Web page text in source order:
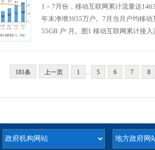
1－7月份，移动互联网累计流量达
年末净增3955万户。7月当月户均移动
55GB 户·月。图1 移动互联网累计接
181条 上一页 1 .. 5 6 7 8